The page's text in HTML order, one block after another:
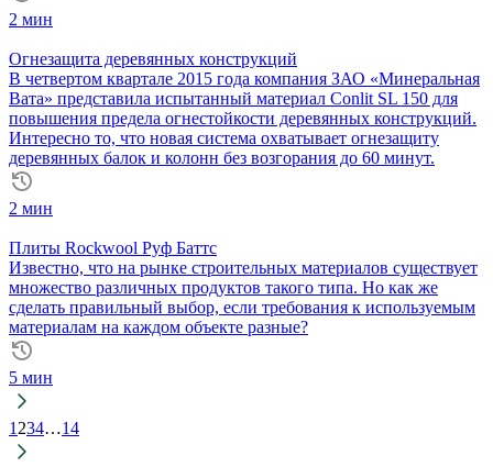
2 мин
Огнезащита деревянных конструкций
В четвертом квартале 2015 года компания ЗАО «Минеральная
Вата» представила испытанный материал Conlit SL 150 для
повышения предела огнестойкости деревянных конструкций.
Интересно то, что новая система охватывает огнезащиту
деревянных балок и колонн без возгорания до 60 минут.
2 мин
Плиты Rockwool Руф Баттс
Известно, что на рынке строительных материалов существует
множество различных продуктов такого типа. Но как же
сделать правильный выбор, если требования к используемым
материалам на каждом объекте разные?
5 мин
1 234…14